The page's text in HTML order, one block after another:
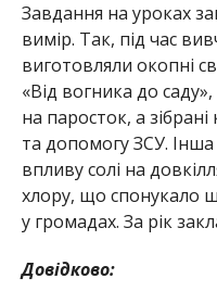
Завдання на уроках
вимір. Так, під час
виготовляли окопні
«Від вогника до
на паросток, а
та допомогу ЗСУ. Інша
впливу солі на
хлору, що спонукало
у громадах. За рік
Довідково: